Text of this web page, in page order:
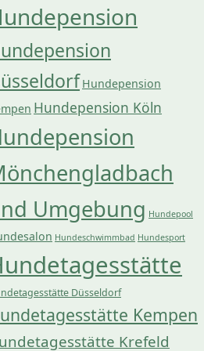
Hundepension
Hundepension Köln
Umgebung Hundepool
Hundeschwimmbad Hundesport
Düsseldorf
Kempen
Krefeld